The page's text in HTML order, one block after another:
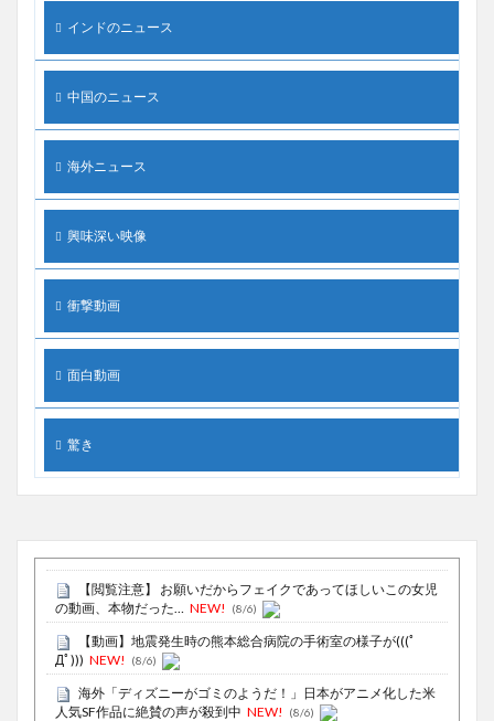
インドのニュース
中国のニュース
海外ニュース
興味深い映像
衝撃動画
面白動画
驚き
【閲覧注意】 お願いだからフェイクであってほしいこの女児
の動画、本物だった…
NEW! (8/6)
【動画】地震発生時の熊本総合病院の手術室の様子が(((ﾟ
Дﾟ))) NEW! (8/6)
海外「ディズニーがゴミのようだ！」日本がアニメ化した米
人気SF作品に絶賛の声が殺到中 NEW! (8/6)